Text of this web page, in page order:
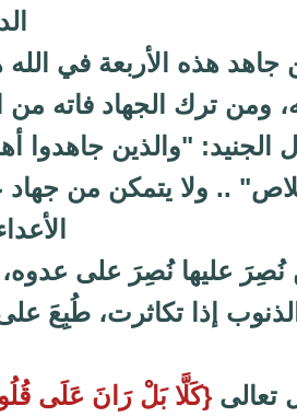
جاهد هذه الأربعة في
ومن ترك الجهاد فاته
الجنيد: "والذين جاهدوا
.. ولا يتمكن من
نُصِرَ عليها نُصِرَ على
إذا تكاثرت، طُبِعَ
تعالى {كَلَّا بَلْ رَانَ عَلَى